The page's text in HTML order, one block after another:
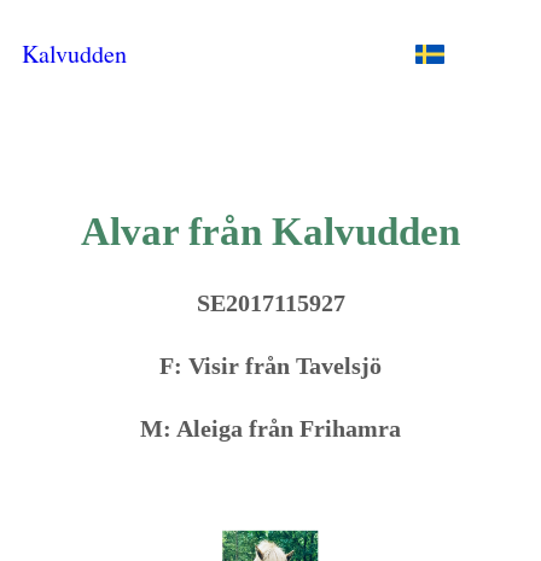
Kalvudden
Alvar från Kalvudden
SE2017115927
F: Visir från Tavelsjö
M: Aleiga från Frihamra